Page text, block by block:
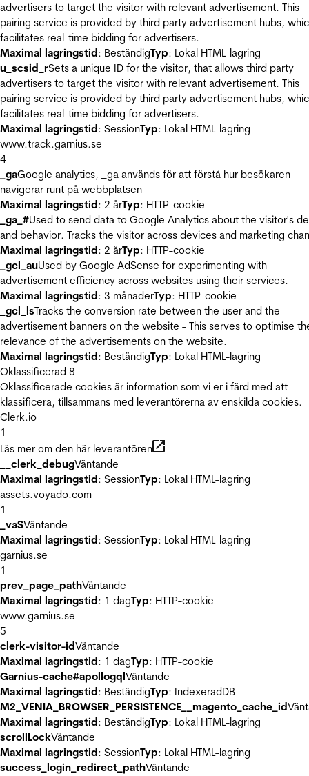
advertisers to target the visitor with relevant advertisement. This
pairing service is provided by third party advertisement hubs,
facilitates real-time bidding for advertisers.
Maximal lagringstid: BeständigTyp: Lokal HTML-lagring
u_scsid_rSets a unique ID for the visitor, that allows third party
advertisers to target the visitor with relevant advertisement. This
pairing service is provided by third party advertisement hubs,
facilitates real-time bidding for advertisers.
Maximal lagringstid: SessionTyp: Lokal HTML-lagring
www.track.garnius.se
4
_gaGoogle analytics, _ga används för att förstå hur besökaren
navigerar runt på webbplatsen
Maximal lagringstid: 2 årTyp: HTTP-cookie
_ga_#Used to send data to Google Analytics about the visitor's
and behavior. Tracks the visitor across devices and marketing
Maximal lagringstid: 2 årTyp: HTTP-cookie
_gcl_auUsed by Google AdSense for experimenting with
advertisement efficiency across websites using their services.
Maximal lagringstid: 3 månaderTyp: HTTP-cookie
_gcl_lsTracks the conversion rate between the user and the
advertisement banners on the website - This serves to optimise
relevance of the advertisements on the website.
Maximal lagringstid: BeständigTyp: Lokal HTML-lagring
Oklassificerad 8
Oklassificerade cookies är information som vi er i färd med att
klassificera, tillsammans med leverantörerna av enskilda cookies.
Clerk.io
1
Läs mer om den här leverantören
__clerk_debugVäntande
Maximal lagringstid: SessionTyp: Lokal HTML-lagring
assets.voyado.com
1
_vaSVäntande
Maximal lagringstid: SessionTyp: Lokal HTML-lagring
garnius.se
1
prev_page_pathVäntande
Maximal lagringstid: 1 dagTyp: HTTP-cookie
www.garnius.se
5
clerk-visitor-idVäntande
Maximal lagringstid: 1 dagTyp: HTTP-cookie
Garnius-cache#apollogqlVäntande
Maximal lagringstid: BeständigTyp: IndexeradDB
M2_VENIA_BROWSER_PERSISTENCE__magento_cache_id
Maximal lagringstid: BeständigTyp: Lokal HTML-lagring
scrollLockVäntande
Maximal lagringstid: SessionTyp: Lokal HTML-lagring
success_login_redirect_pathVäntande